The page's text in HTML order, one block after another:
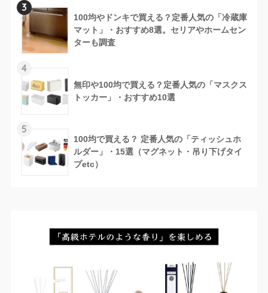
3
100均やドンキで買える？定番人気の「冷蔵庫
マット」・おすすめ8選。セリアやホームセン
ターも調査
4
無印や100均で買える？定番人気の「マスクス
トッカー」・おすすめ10選
5
100均で買える？ 定番人気の「ティッシュホ
ルダー」・15選（マグネット・吊り下げタイ
プetc）